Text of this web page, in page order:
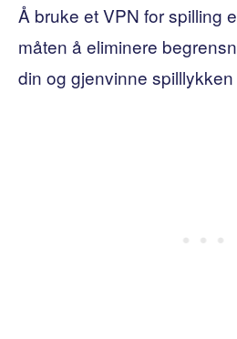
Å bruke et VPN for spilling
måten å eliminere
din og gjenvinne